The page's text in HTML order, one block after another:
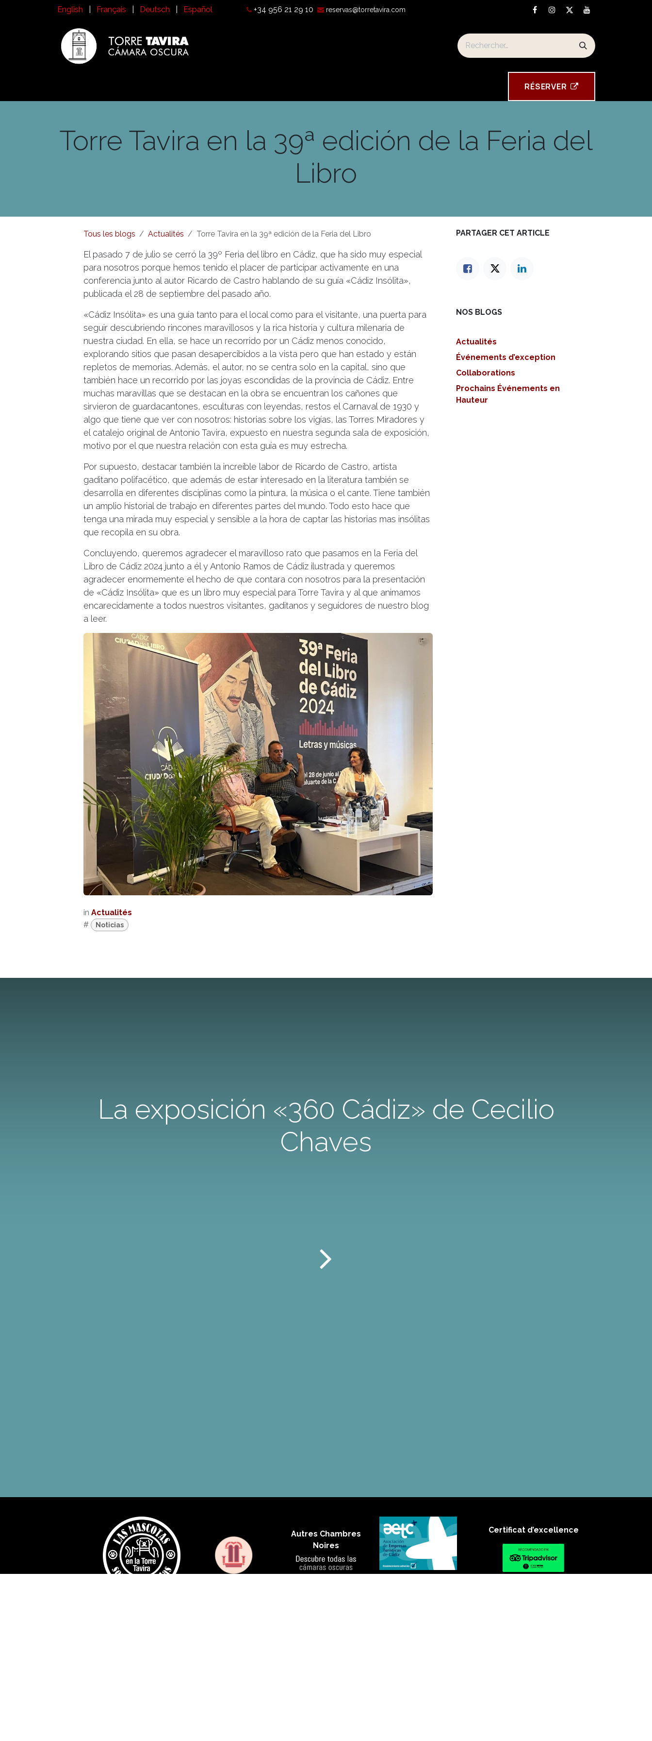
Se rendre au contenu
English Français Deutsch Español +34 956 21 29 10 reservas@torretavira.com
RÉSE​​​​RVER
Torre Tavira en la 39ª edición de la Feria del
Libro
Tous les blogs Actualités Torre Tavira en la 39ª edición de la Feria del Libro
El pasado 7 de julio se cerró la 39º Feria del libro en Cádiz, que ha sido muy especial
para nosotros porque hemos tenido el placer de participar activamente en una
conferencia junto al autor Ricardo de Castro hablando de su guía «Cádiz Insólita»,
publicada el 28 de septiembre del pasado año.
«Cádiz Insólita» es una guía tanto para el local como para el visitante, una puerta para
seguir descubriendo rincones maravillosos y la rica historia y cultura milenaria de
nuestra ciudad. En ella, se hace un recorrido por un Cádiz menos conocido,
explorando sitios que pasan desapercibidos a la vista pero que han estado y están
repletos de memorias. Además, el autor, no se centra solo en la capital, sino que
también hace un recorrido por las joyas escondidas de la provincia de Cádiz. Entre
muchas maravillas que se destacan en la obra se encuentran los cañones que
sirvieron de guardacantones, esculturas con leyendas, restos el Carnaval de 1930 y
algo que tiene que ver con nosotros: historias sobre los vigías, las Torres Miradores y
el catalejo original de Antonio Tavira, expuesto en nuestra segunda sala de exposición,
motivo por el que nuestra relación con esta guía es muy estrecha.
Por supuesto, destacar también la increíble labor de Ricardo de Castro, artista
gaditano polifacético, que además de estar interesado en la literatura también se
desarrolla en diferentes disciplinas como la pintura, la música o el cante. Tiene también
un amplio historial de trabajo en diferentes partes del mundo. Todo esto hace que
tenga una mirada muy especial y sensible a la hora de captar las historias mas insólitas
que recopila en su obra.
Concluyendo, queremos agradecer el maravilloso rato que pasamos en la Feria del
Libro de Cádiz 2024 junto a él y Antonio Ramos de Cádiz ilustrada y queremos
agradecer enormemente el hecho de que contara con nosotros para la presentación
de «Cádiz Insólita» que es un libro muy especial para Torre Tavira y al que animamos
encarecidamente a todos nuestros visitantes, gaditanos y seguidores de nuestro blog
a leer.
in Actualités
#
Noticias
PARTAGER CET ARTICLE
NOS BLOGS
Actualités
Événements d’exception
Collaborations
Prochains Événements en
Hauteur
La exposición «360 Cádiz» de Cecilio
Chaves
Autres Chambres
Noires
Certificat d’excellence